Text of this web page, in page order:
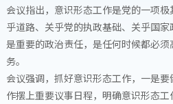
会议指出，意识形态工作是党的一项
乎道路、关乎党的执政基础、关乎国
是重要的政治责任，是任何时候都必
务。
会议强调，抓好意识形态工作，一是
作摆上重要议事日程，明确意识形态